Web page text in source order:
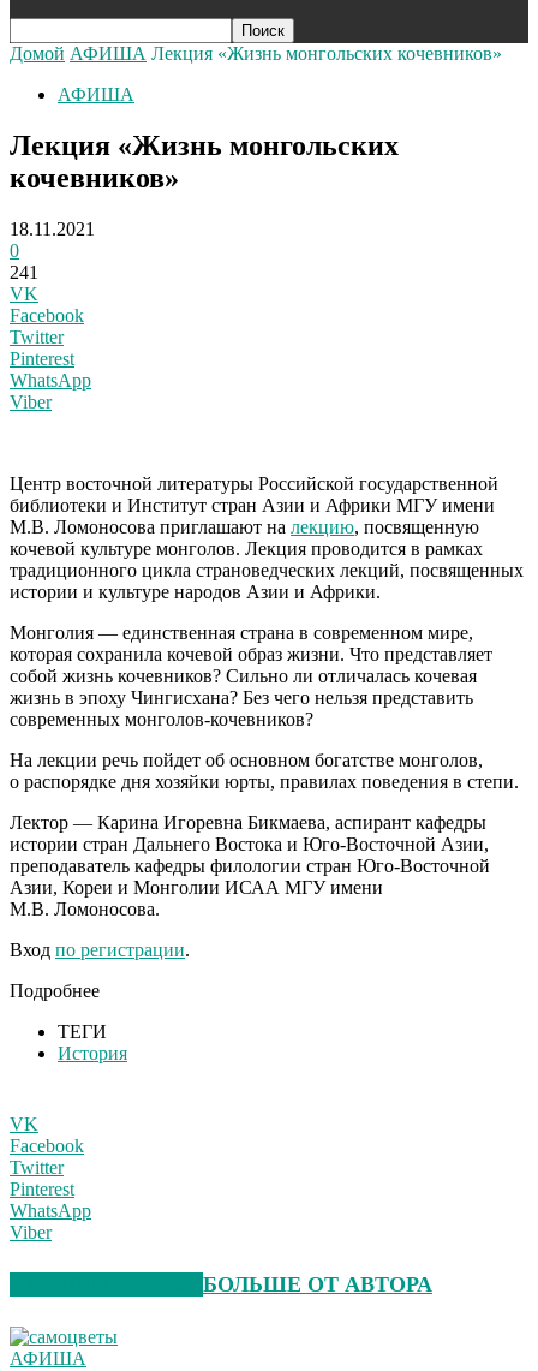
Домой АФИША Лекция «Жизнь монгольских кочевников»
АФИША
Лекция «Жизнь монгольских
кочевников»
18.11.2021
0
241
VK
Facebook
Twitter
Pinterest
WhatsApp
Viber
Центр восточной литературы Российской государственной
библиотеки и Институт стран Азии и Африки МГУ имени
М.В. Ломоносова приглашают на лекцию, посвященную
кочевой культуре монголов. Лекция проводится в рамках
традиционного цикла страноведческих лекций, посвященных
истории и культуре народов Азии и Африки.
Монголия — единственная страна в современном мире,
которая сохранила кочевой образ жизни. Что представляет
собой жизнь кочевников? Сильно ли отличалась кочевая
жизнь в эпоху Чингисхана? Без чего нельзя представить
современных монголов-кочевников?
На лекции речь пойдет об основном богатстве монголов,
о распорядке дня хозяйки юрты, правилах поведения в степи.
Лектор — Карина Игоревна Бикмаева, аспирант кафедры
истории стран Дальнего Востока и Юго-Восточной Азии,
преподаватель кафедры филологии стран Юго-Восточной
Азии, Кореи и Монголии ИСАА МГУ имени
М.В. Ломоносова.
Вход по регистрации.
Подробнее
ТЕГИ
История
VK
Facebook
Twitter
Pinterest
WhatsApp
Viber
БОЛЬШЕ ОТ АВТОРА
АФИША